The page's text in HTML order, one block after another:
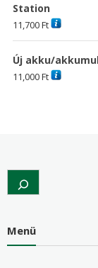
Station
11,700Ft
Új akku/
11,000Ft
Search
Menü